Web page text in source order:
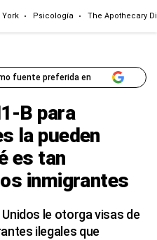
York Psicología The Apothecary
fuente preferida en
B para
la pueden
es tan
inmigrantes
le otorga visas de
ilegales que